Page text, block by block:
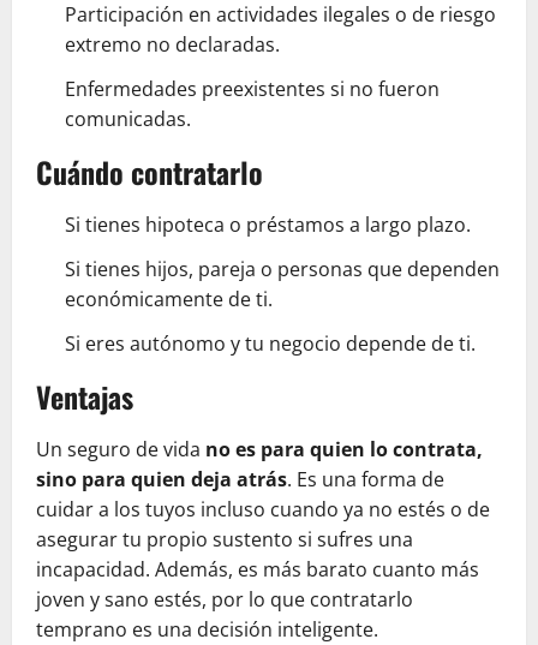
Participación en actividades ilegales o de riesgo
extremo no declaradas.
Enfermedades preexistentes si no fueron
comunicadas.
Cuándo contratarlo
Si tienes hipoteca o préstamos a largo plazo.
Si tienes hijos, pareja o personas que dependen
económicamente de ti.
Si eres autónomo y tu negocio depende de ti.
Ventajas
Un seguro de vida no es para quien lo contrata,
sino para quien deja atrás. Es una forma de
cuidar a los tuyos incluso cuando ya no estés o de
asegurar tu propio sustento si sufres una
incapacidad. Además, es más barato cuanto más
joven y sano estés, por lo que contratarlo
temprano es una decisión inteligente.